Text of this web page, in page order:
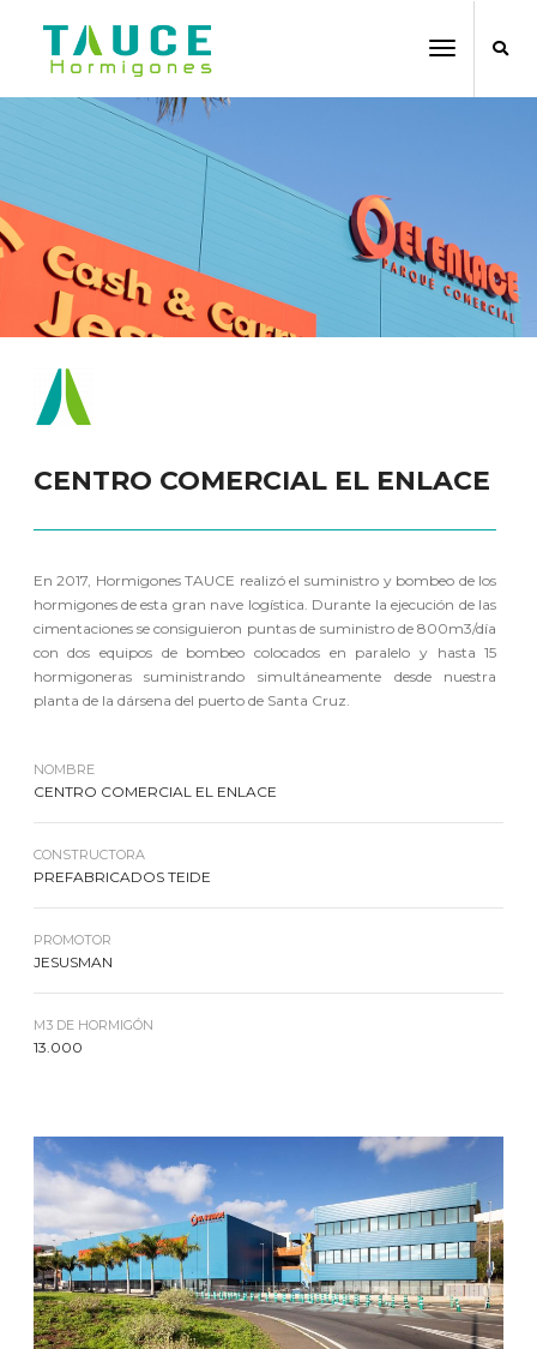
Toggle
CENTRO COMERCIAL EL ENLACE
En 2017, Hormigones TAUCE realizó el suministro y bombeo de los
hormigones de esta gran nave logística. Durante la ejecución de las
cimentaciones se consiguieron puntas de suministro de 800m3/día
con dos equipos de bombeo colocados en paralelo y hasta 15
hormigoneras suministrando simultáneamente desde nuestra
planta de la dársena del puerto de Santa Cruz.
NOMBRE
CENTRO COMERCIAL EL ENLACE
CONSTRUCTORA
PREFABRICADOS TEIDE
PROMOTOR
JESUSMAN
M3 DE HORMIGÓN
13.000